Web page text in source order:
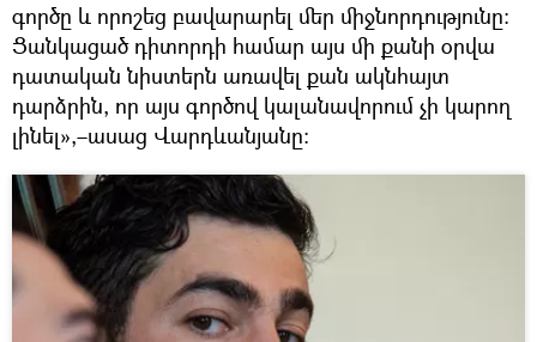
գործը և որոշեց բավարարել մեր միջնորդությունը։
Ցանկացած դիտորդի համար այս մի քանի օրվա
դատական նիստերն առավել քան ակնհայտ
դարձրին, որ այս գործով կալանավորում չի կարող
լինել»,–ասաց Վարդևանյանը։